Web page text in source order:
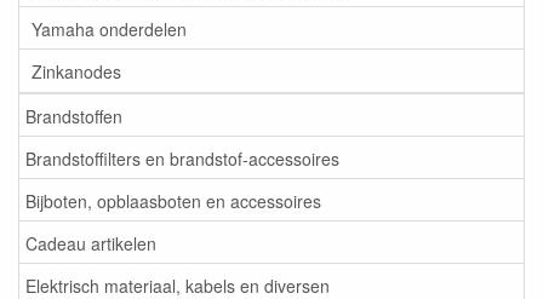
Yamaha onderdelen
Zinkanodes
Brandstoffen
Brandstoffilters en brandstof-accessoires
Bijboten, opblaasboten en accessoires
Cadeau artikelen
Elektrisch materiaal, kabels en diversen